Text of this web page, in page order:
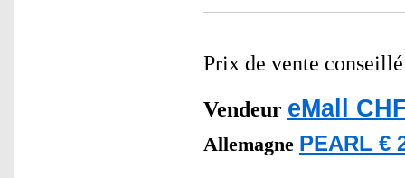
Prix de vente
Vendeur eMall
Allemagne PEARL €